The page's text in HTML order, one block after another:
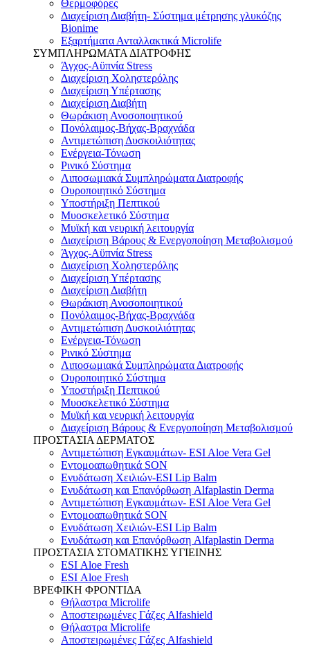
Θερμοφόρες
Διαχείριση Διαβήτη- Σύστημα μέτρησης γλυκόζης
Bionime
Εξαρτήματα Ανταλλακτικά Microlife
ΣΥΜΠΛΗΡΩΜΑΤΑ ΔΙΑΤΡΟΦΗΣ
Άγχος-Αϋπνία Stress
Διαχείριση Χοληστερόλης
Διαχείριση Υπέρτασης
Διαχείριση Διαβήτη
Θωράκιση Ανοσοποιητικού
Πονόλαιμος-Βήχας-Βραχνάδα
Αντιμετώπιση Δυσκοιλιότητας
Eνέργεια-Τόνωση
Ρινικό Σύστημα
Λιποσωμιακά Συμπληρώματα Διατροφής
Ουροποιητικό Σύστημα
Υποστήριξη Πεπτικού
Μυοσκελετικό Σύστημα
Μυϊκή και νευρική λειτουργία
Διαχείριση Βάρους & Ενεργοποίηση Μεταβολισμού
Άγχος-Αϋπνία Stress
Διαχείριση Χοληστερόλης
Διαχείριση Υπέρτασης
Διαχείριση Διαβήτη
Θωράκιση Ανοσοποιητικού
Πονόλαιμος-Βήχας-Βραχνάδα
Αντιμετώπιση Δυσκοιλιότητας
Eνέργεια-Τόνωση
Ρινικό Σύστημα
Λιποσωμιακά Συμπληρώματα Διατροφής
Ουροποιητικό Σύστημα
Υποστήριξη Πεπτικού
Μυοσκελετικό Σύστημα
Μυϊκή και νευρική λειτουργία
Διαχείριση Βάρους & Ενεργοποίηση Μεταβολισμού
ΠΡΟΣΤΑΣΙΑ ΔΕΡΜΑΤΟΣ
Αντιμετώπιση Εγκαυμάτων- ESI Aloe Vera Gel
Εντομοαπωθητικά SON
Ενυδάτωση Χειλιών-ESI Lip Balm
Ενυδάτωση και Επανόρθωση Alfaplastin Derma
Αντιμετώπιση Εγκαυμάτων- ESI Aloe Vera Gel
Εντομοαπωθητικά SON
Ενυδάτωση Χειλιών-ESI Lip Balm
Ενυδάτωση και Επανόρθωση Alfaplastin Derma
ΠΡΟΣΤΑΣΙΑ ΣΤΟΜΑΤΙΚΗΣ ΥΓΙΕΙΝΗΣ
ESI Αloe Fresh
ESI Αloe Fresh
ΒΡΕΦΙΚΗ ΦΡΟΝΤΙΔΑ
Θήλαστρα Microlife
Αποστειρωμένες Γάζες Alfashield
Θήλαστρα Microlife
Αποστειρωμένες Γάζες Alfashield